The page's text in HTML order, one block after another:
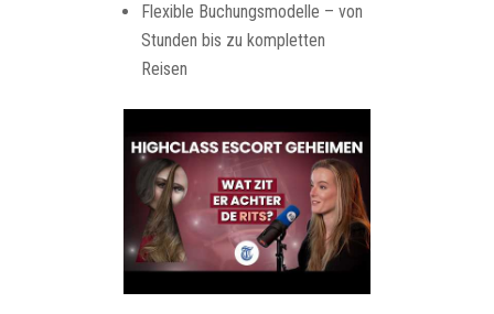
Flexible Buchungsmodelle – von
Stunden bis zu kompletten
Reisen